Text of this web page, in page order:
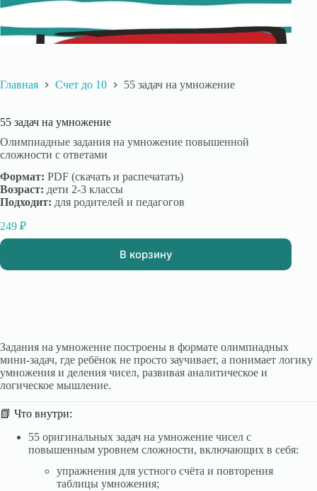
Главная Счет до 10 55 задач на умножение
55 задач на умножение
Олимпиадные задания на умножение повышенной
сложности с ответами
Формат: PDF (скачать и распечатать)
Возраст: дети 2-3 классы
Подходит: для родителей и педагогов
249 ₽
В корзину
Задания на умножение построены в формате олимпиадных
мини-задач, где ребёнок не просто заучивает, а понимает логику
умножения и деления чисел, развивая аналитическое и
логическое мышление.
📗 Что внутри:
55 оригинальных задач на умножение чисел с
повышенным уровнем сложности, включающих в себя:
упражнения для устного счёта и повторения
таблицы умножения;